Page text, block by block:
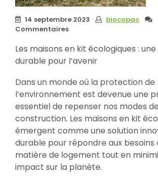
14 septembre 2023 biocopac
Commentaires
Les maisons en kit écologiques :
durable pour l’avenir
Dans un monde où la protection de
l’environnement est devenue une
essentiel de repenser nos modes de
construction. Les maisons en kit
émergent comme une solution
durable pour répondre aux besoins
matière de logement tout en
impact sur la planète.